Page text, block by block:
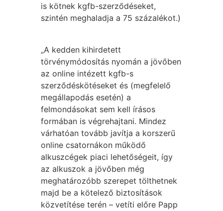
is kötnek kgfb-szerződéseket,
szintén meghaladja a 75 százalékot.)
„A kedden kihirdetett
törvénymódosítás nyomán a jövőben
az online intézett kgfb-s
szerződéskötéseket és (megfelelő
megállapodás esetén) a
felmondásokat sem kell írásos
formában is végrehajtani. Mindez
várhatóan tovább javítja a korszerű
online csatornákon működő
alkuszcégek piaci lehetőségeit, így
az alkuszok a jövőben még
meghatározóbb szerepet tölthetnek
majd be a kötelező biztosítások
közvetítése terén – vetíti előre Papp